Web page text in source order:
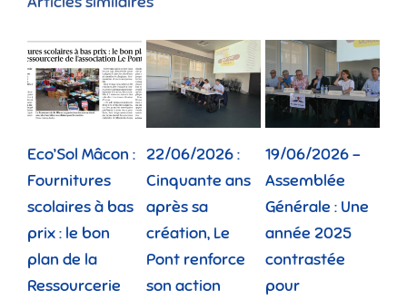
Eco’Sol Mâcon :
Fournitures
scolaires à bas
prix : le bon
plan de la
Ressourcerie
22/06/2026 :
Cinquante ans
après sa
création, Le
Pont renforce
son action
19/06/2026 –
Assemblée
Générale : Une
année 2025
contrastée
pour